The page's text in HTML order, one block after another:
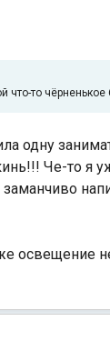
что-то чёрненькое
одну
Че-то я
освещение